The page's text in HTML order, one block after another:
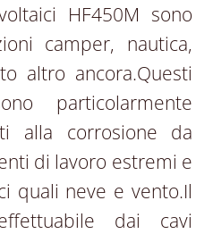
HF450M sono
camper, nautica,
altro ancora.Questi
particolarmente
alla corrosione da
di lavoro estremi e
quali neve e vento.Il
dai cavi